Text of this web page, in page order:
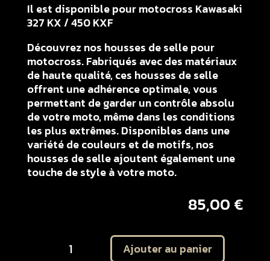
Il est disponible pour motocross Kawasaki
327 KX / 450 KXF
Découvrez nos housses de selle pour
motocross. Fabriqués avec des matériaux
de haute qualité, ces housses de selle
offrent une adhérence optimale, vous
permettant de garder un contrôle absolu
de votre moto, même dans les conditions
les plus extrêmes. Disponibles dans une
variété de couleurs et de motifs, nos
housses de selle ajoutent également une
touche de style à votre moto.
85,00 €
Ajouter au panier